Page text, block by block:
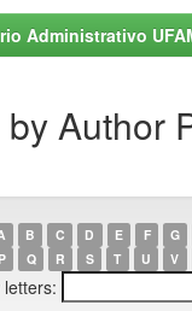
Administrativo
Author
B C D E F G
P Q R S T U V